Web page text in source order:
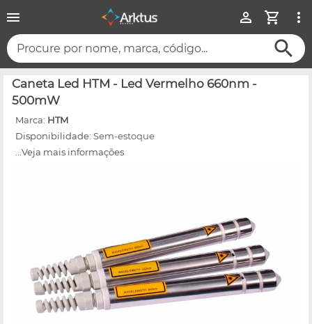
Procure por nome, marca, código...
Caneta Led HTM - Led Vermelho 660nm -
500mW
Marca: HTM
Disponibilidade: Sem-estoque
...Veja mais informações